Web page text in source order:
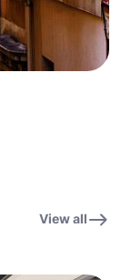
View all